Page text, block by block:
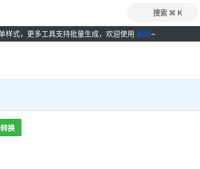
搜索 ⌘ K
样式，更多工具支持批量生成，欢迎使用 到达~
换